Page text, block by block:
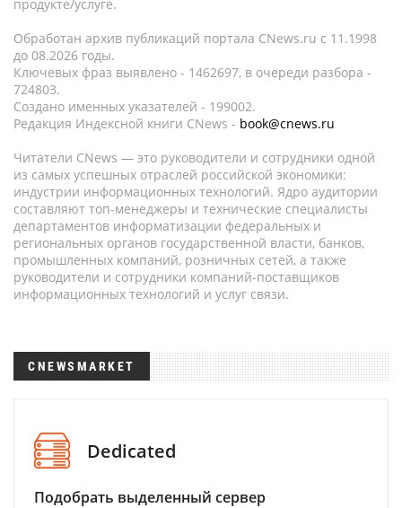
продукте/услуге.
Обработан архив публикаций портала CNews.ru c 11.1998
до 08.2026 годы.
Ключевых фраз выявлено - 1462697, в очереди разбора -
724803.
Создано именных указателей - 199002.
Редакция Индексной книги CNews - book@cnews.ru
Читатели CNews — это руководители и сотрудники одной
из самых успешных отраслей российской экономики:
индустрии информационных технологий. Ядро аудитории
составляют топ-менеджеры и технические специалисты
департаментов информатизации федеральных и
региональных органов государственной власти, банков,
промышленных компаний, розничных сетей, а также
руководители и сотрудники компаний-поставщиков
информационных технологий и услуг связи.
CNEWSMARKET
Dedicated
Подобрать выделенный сервер